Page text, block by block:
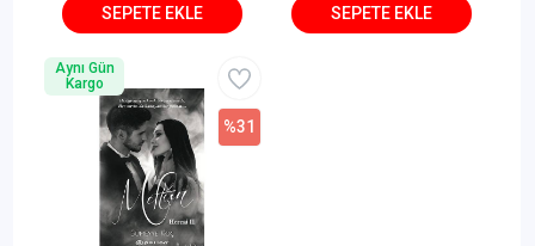
%31
Aynı Gün
Kargo